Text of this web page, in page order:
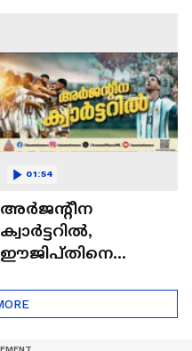
അർജന്റീന
ക്വാർട്ടറിൽ,
ഈജിപ്തിനെ
ത്രില്ലറിൽ; വിതുമ്പി
മെസ്സി
01:54